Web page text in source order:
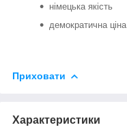
німецька якість
демократична ціна
Приховати
Характеристики